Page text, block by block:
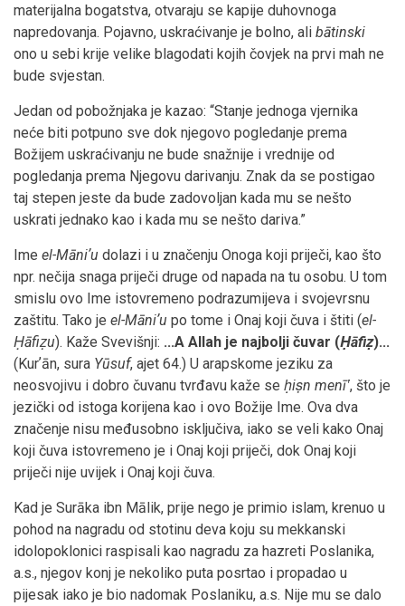
materijalna bogatstva, otvaraju se kapije duhovnoga
napredovanja. Pojavno, uskraćivanje je bolno, ali bātinski
ono u sebi krije velike blagodati kojih čovjek na prvi mah ne
bude svjestan.
Jedan od pobožnjaka je kazao: “Stanje jednoga vjernika
neće biti potpuno sve dok njegovo pogledanje prema
Božijem uskraćivanju ne bude snažnije i vrednije od
pogledanja prema Njegovu darivanju. Znak da se postigao
taj stepen jeste da bude zadovoljan kada mu se nešto
uskrati jednako kao i kada mu se nešto dariva.”
Ime el-Māniʼu dolazi i u značenju Onoga koji priječi, kao što
npr. nečija snaga priječi druge od napada na tu osobu. U tom
smislu ovo Ime istovremeno podrazumijeva i svojevrsnu
zaštitu. Tako je el-Māniʼu po tome i Onaj koji čuva i štiti (el-
Ḥāfiẓu). Kaže Svevišnji: ...A Allah je najbolji čuvar (Ḥāfiẓ)...
(Kurʼān, sura Yūsuf, ajet 64.) U arapskome jeziku za
neosvojivu i dobro čuvanu tvrđavu kaže se ḥiṣn menīʽ, što je
jezički od istoga korijena kao i ovo Božije Ime. Ova dva
značenje nisu međusobno isključiva, iako se veli kako Onaj
koji čuva istovremeno je i Onaj koji priječi, dok Onaj koji
priječi nije uvijek i Onaj koji čuva.
Kad je Surāka ibn Mālik, prije nego je primio islam, krenuo u
pohod na nagradu od stotinu deva koju su mekkanski
idolopoklonici raspisali kao nagradu za hazreti Poslanika,
a.s., njegov konj je nekoliko puta posrtao i propadao u
pijesak iako je bio nadomak Poslaniku, a.s. Nije mu se dalo